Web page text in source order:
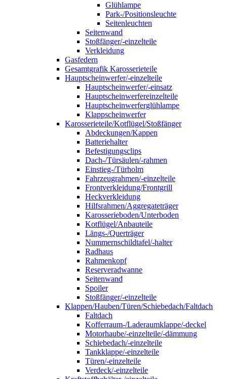
Glühlampe
Park-/Positionsleuchte
Seitenleuchten
Seitenwand
Stoßfänger/-einzelteile
Verkleidung
Gasfedern
Gesamtgrafik Karosserieteile
Hauptscheinwerfer/-einzelteile
Hauptscheinwerfer/-einsatz
Hauptscheinwerfereinzelteile
Hauptscheinwerferglühlampe
Klappscheinwerfer
Karosserieteile/Kotflügel/Stoßfänger
Abdeckungen/Kappen
Batteriehalter
Befestigungsclips
Dach-/Türsäulen/-rahmen
Einstieg-/Türholm
Fahrzeugrahmen/-einzelteile
Frontverkleidung/Frontgrill
Heckverkleidung
Hilfsrahmen/Aggregateträger
Karosserieboden/Unterboden
Kotflügel/Anbauteile
Längs-/Querträger
Nummernschildtafel/-halter
Radhaus
Rahmenkopf
Reserveradwanne
Seitenwand
Spoiler
Stoßfänger/-einzelteile
Klappen/Hauben/Türen/Schiebedach/Faltdach
Faltdach
Kofferraum-/Laderaumklappe/-deckel
Motorhaube/-einzelteile/-dämmung
Schiebedach/-einzelteile
Tankklappe/-einzelteile
Türen/-einzelteile
Verdeck/-einzelteile